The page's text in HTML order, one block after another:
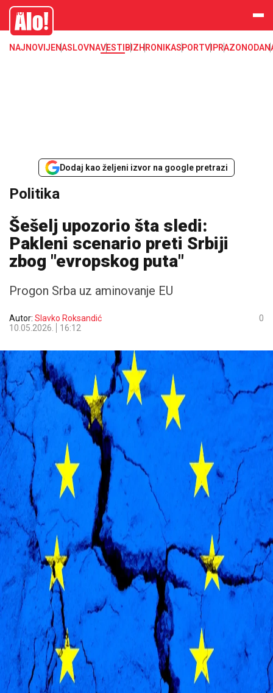
Alo
NAJNOVIJENASLOVNAVESTI BIZHRONIKASPORTVIPRAZONODA
Dodaj kao željeni izvor na google pretrazi
Politika
Šešelj upozorio šta sledi:
Pakleni scenario preti Srbiji
zbog "evropskog puta"
Progon Srba uz aminovanje EU
Autor: Slavko Roksandić
10.05.2026.
16:12
0